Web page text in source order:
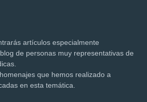
artículos especialmente
de personas muy representativas de
que hemos realizado a
en esta temática.